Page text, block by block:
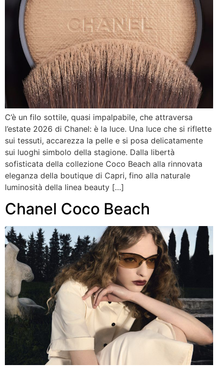
C’è un filo sottile, quasi impalpabile, che attraversa
l’estate 2026 di Chanel: è la luce. Una luce che si riflette
sui tessuti, accarezza la pelle e si posa delicatamente
sui luoghi simbolo della stagione. Dalla libertà
sofisticata della collezione Coco Beach alla rinnovata
eleganza della boutique di Capri, fino alla naturale
luminosità della linea beauty […]
Chanel Coco Beach